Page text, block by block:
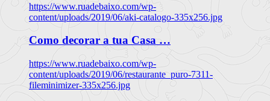
https://www.ruadebaixo.com/wp-
content/uploads/2019/06/aki-catalogo-335x256.jpg
Como decorar a tua Casa …
https://www.ruadebaixo.com/wp-
content/uploads/2019/06/restaurante_puro-7311-
fileminimizer-335x256.jpg